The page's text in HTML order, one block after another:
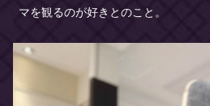
マを観るのが好きとのこと。